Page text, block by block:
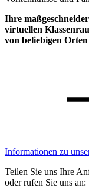
Ihre
virtuellen
von beliebigen
Informationen zu
Teilen Sie uns Ihre
oder rufen Sie uns an: